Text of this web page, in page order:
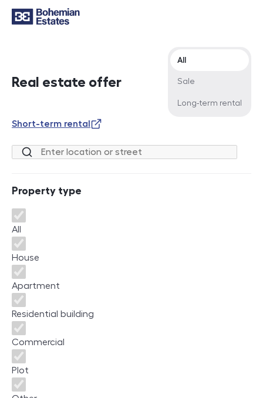
Real estate offer
Offer type
All
Sale
Long-term rental
Short-term rental
Location or street
Property type
Property type
All
House
Apartment
Residential building
Commercial
Plot